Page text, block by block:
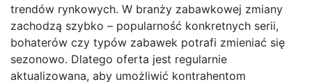
trendów rynkowych. W branży zabawkowej zmiany
zachodzą szybko – popularność konkretnych serii,
bohaterów czy typów zabawek potrafi zmieniać się
sezonowo. Dlatego oferta jest regularnie
aktualizowana, aby umożliwić kontrahentom